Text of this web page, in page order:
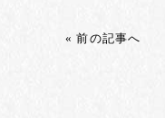
« 前の記事へ